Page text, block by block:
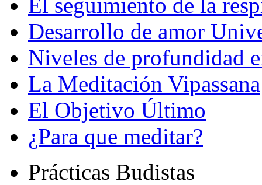
Desarrollo de amor
Niveles de profundidad
La Meditación Vipassana
El Objetivo Último
¿Para que meditar?
Prácticas Budistas